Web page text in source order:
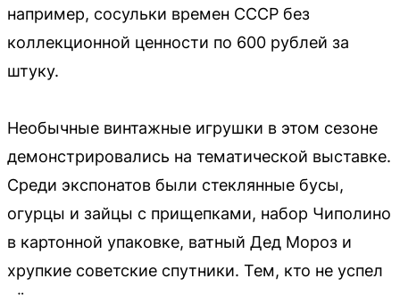
например, сосульки времен СССР без
коллекционной ценности по 600 рублей за
штуку.
Необычные винтажные игрушки в этом сезоне
демонстрировались на тематической выставке.
Среди экспонатов были стеклянные бусы,
огурцы и зайцы с прищепками, набор Чиполино
в картонной упаковке, ватный Дед Мороз и
хрупкие советские спутники. Тем, кто не успел